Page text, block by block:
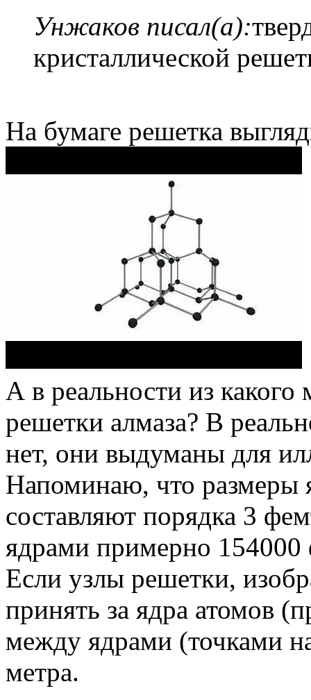
Унжаков писал(а):
кристаллической
На бумаге решетка
А в реальности из какого
решетки алмаза? В
нет, они выдуманы для
Напоминаю, что размеры
составляют порядка 3
ядрами примерно 154000
Если узлы решетки,
принять за ядра атомов
между ядрами (точками
метра.